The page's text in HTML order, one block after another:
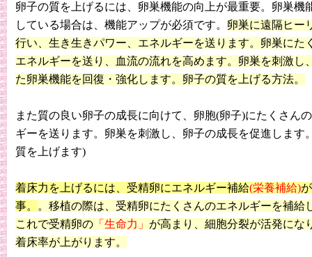
卵子の質を上げるには、卵巣機能の向上が最重要。卵巣機
している場合は、機能アップが必須です。 卵巣に遠隔ヒー
行い、生き生きパワー、エネルギーを送ります。卵巣にた
エネルギーを送り、血流の流れを高めます。卵巣を刺激し
た卵巣機能を回復・強化します。卵子の質を上げる方法。
また質の良い卵子の成長に向けて、卵胞(卵子)にたくさん
ギーを送ります。卵巣を刺激し、卵子の成長を促進します
質を上げます)
着床力を上げるには、受精卵にエネルギー補給(栄養補給)
事。
。移植の際は、受精卵にたくさんのエネルギーを補給
これで受精卵の 「生命力」 が高まり、細胞分裂が活発にな
着床率が上がります。